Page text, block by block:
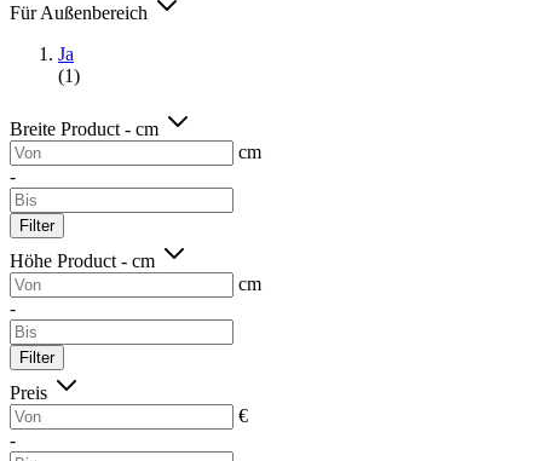
Für Außenbereich
Ja
(1)
Breite Product - cm
cm
-
Filter
Höhe Product - cm
cm
-
Filter
Preis
€
-